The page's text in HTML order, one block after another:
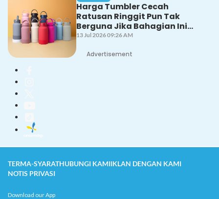
Harga Tumbler Cecah
Ratusan Ringgit Pun Tak
Berguna Jika Bahagian Ini
Tak Dicuci Dengan Betul!
13 Jul 2026 09:26 AM
Advertisement
TERMA-SYARATHUBUNGI KAMIIKLAN DENGAN KAMI
NOTIS PRIVASI
Download our App